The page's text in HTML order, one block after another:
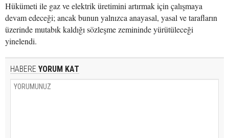
Hükümeti ile gaz ve elektrik üretimini artırmak için çalışmaya
devam edeceği; ancak bunun yalnızca anayasal, yasal ve tarafların
üzerinde mutabık kaldığı sözleşme zemininde yürütüleceği
yinelendi.
HABERE YORUM KAT